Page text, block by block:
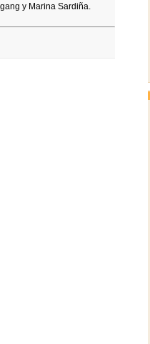
y Marina Sardiña.